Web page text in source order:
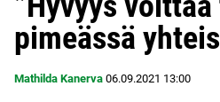
pimeässä
Mathilda Kanerva 06.09.2021 13:00